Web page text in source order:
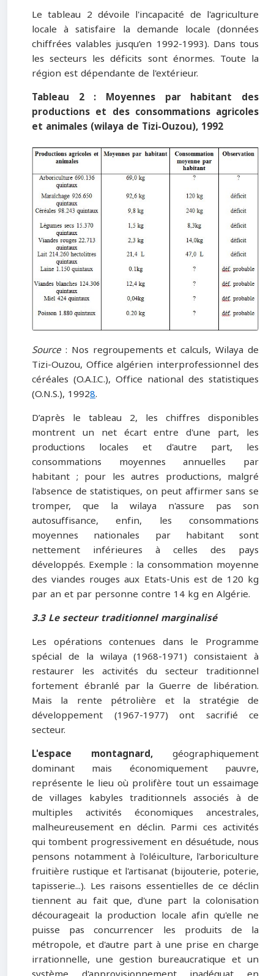
Le tableau 2 dévoile l'incapacité de l'agriculture
locale à satisfaire la demande locale (données
chiffrées valables jusqu’en 1992-1993). Dans tous
les secteurs les déficits sont énormes. Toute la
région est dépendante de l'extérieur.
Tableau 2 :
Moyennes par habitant des
productions et des consommations agricoles
et animales (wilaya de Tizi-Ouzou), 1992
Source : Nos regroupements et calculs, Wilaya de
Tizi-Ouzou, Office algérien interprofessionnel des
céréales (O.A.I.C.), Office national des statistiques
(O.N.S.), 19928.
D’après le tableau 2, les chiffres disponibles
montrent un net écart entre d'une part, les
productions locales et d'autre part, les
consommations moyennes annuelles par
habitant ; pour les autres productions, malgré
l'absence de statistiques, on peut affirmer sans se
tromper, que la wilaya n'assure pas son
autosuffisance, enfin, les consommations
moyennes nationales par habitant sont
nettement inférieures à celles des pays
développés. Exemple : la consommation moyenne
des viandes rouges aux Etats-Unis est de 120 kg
par an et par personne contre 14 kg en Algérie.
3.3 Le secteur traditionnel marginalisé
Les opérations contenues dans le Programme
spécial de la wilaya (1968-1971) consistaient à
restaurer les activités du secteur traditionnel
fortement ébranlé par la Guerre de libération.
Mais la rente pétrolière et la stratégie de
développement (1967-1977) ont sacrifié ce
secteur.
L'espace montagnard, géographiquement
dominant mais économiquement pauvre,
représente le lieu où prolifère tout un essaimage
de villages kabyles traditionnels associés à de
multiples activités économiques ancestrales,
malheureusement en déclin. Parmi ces activités
qui tombent progressivement en désuétude, nous
pensons notamment à l'oléiculture, l'arboriculture
fruitière rustique et l'artisanat (bijouterie, poterie,
tapisserie...). Les raisons essentielles de ce déclin
tiennent au fait que, d'une part la colonisation
décourageait la production locale afin qu'elle ne
puisse pas concurrencer les produits de la
métropole, et d'autre part à une prise en charge
irrationnelle, une gestion bureaucratique et un